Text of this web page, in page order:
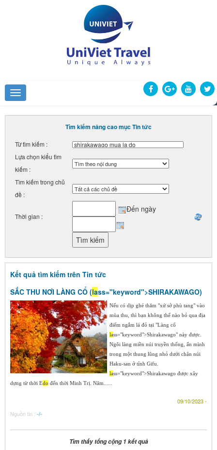
Tìm kiếm nâng cao mục Tin tức
Từ tìm kiếm :
Lựa chọn kiểu tìm
kiếm :
Tìm kiếm trong chủ
đề :
Thời gian :
Đến ngày
Kết quả tìm kiếm trên Tin tức
SẮC THU NƠI LÀNG CỔ (lass="keyword">SHIRAKAWAGO)
Nếu có dịp ghé thăm "xứ sở phù tang" vào
mùa thu, thì bạn không thể nào bỏ qua địa
điểm ngắm lá đỏ tại "Làng cổ
lass="keyword">Shirakawago" này được.
Ngôi làng miền núi truyền thống, ẩn mình
trong một thung lũng nhỏ dưới chân núi
Haku-san ở tỉnh Gifu.
lass="keyword">Shirakawago được xây
dựng từ thời Edo đến thời Minh Trị. Năm......
09/10/2023 -
Nguồn tin : -/-
Tìm thấy tổng cộng 1 kết quả